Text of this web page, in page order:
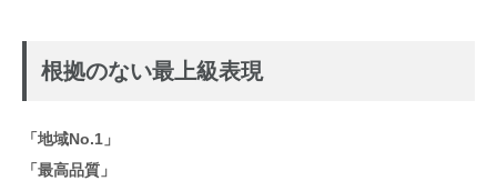
根拠のない最上級表現
「地域No.1」
「最高品質」